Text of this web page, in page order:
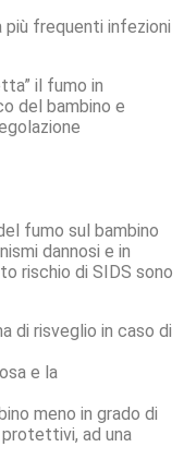
frequenti infezioni
il fumo in
del bambino e
fumo sul bambino
dannosi e in
rischio di SIDS sono
di risveglio in caso di
e la
meno in grado di
ad una